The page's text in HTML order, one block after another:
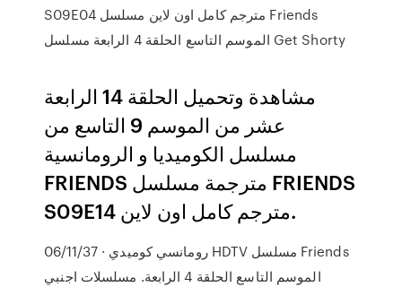
S09E04 مترجم كامل اون لاين مسلسل Friends
الموسم التاسع الحلقة 4 الرابعة مسلسل Get Shorty
مشاهدة وتحميل الحلقة 14 الرابعة
عشر من الموسم 9 التاسع من
مسلسل الكوميديا و الرومانسية
FRIENDS مترجمة مسلسل FRIENDS
S09E14 مترجم كامل اون لاين.
06/11/37 · رومانسي كوميدي HDTV مسلسل Friends
الموسم التاسع الحلقة 4 الرابعة. مسلسلات اجنبي